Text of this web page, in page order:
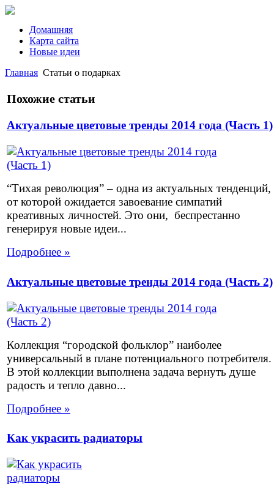
Домашняя
Карта сайта
Новые идеи
Главная Статьи о подарках
Похожие статьи
Актуальные цветовые тренды 2014 года (Часть 1)
“Тихая революция” – одна из актуальных тенденций,
от которой ожидается завоевание симпатий
креативных личностей. Это они, беспрестанно
генерируя новые идеи...
Подробнее »
Актуальные цветовые тренды 2014 года (Часть 2)
Коллекция “городской фольклор” наиболее
универсальный в плане потенциального потребителя.
В этой коллекции выполнена задача вернуть душе
радость и тепло давно...
Подробнее »
Как украсить радиаторы